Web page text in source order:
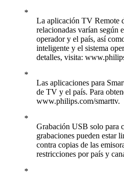
La aplicación TV Remote
relacionadas varían según
operador y el país, así
inteligente y el sistema
detalles, visita:
Las aplicaciones para
de TV y el país. Para
www.philips.com/smarttv.
Grabación USB solo para
grabaciones pueden estar
contra copias de las
restricciones por país y